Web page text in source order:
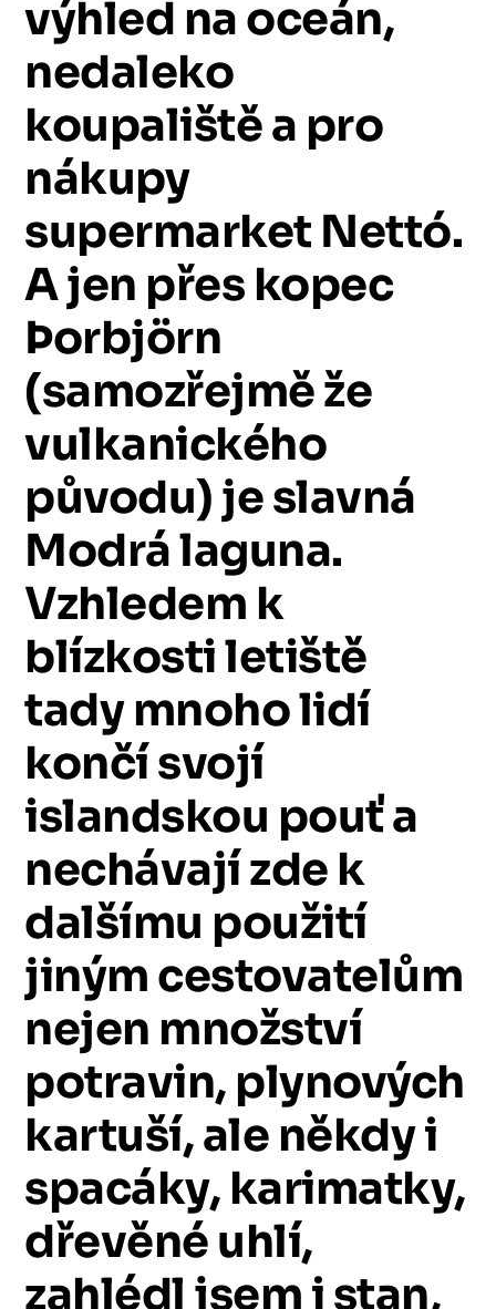
výhled naoceán,
nedaleko
koupalištěa pro
nákupy
supermarket Nettó.
Ajen přes kopec
Þorbjörn
(samozřejměže
vulkanického
původu)jeslavná
Modrálaguna.
Vzhledem k
blízkostiletiště
tady mnoholidí
končísvojí
islandskou pouťa
nechávajízde k
dalšímu použití
jinýmcestovatelům
nejen množství
potravin, plynových
kartuší,ale někdyi
spacáky, karimatky,
dřevěnéuhlí,
zahlédl jsemistan,